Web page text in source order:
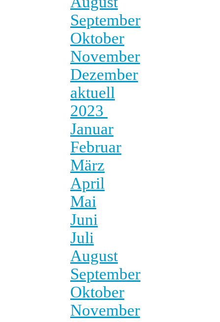
September
Oktober
November
Dezember
aktuell
2023
Januar
Februar
März
April
Mai
Juni
Juli
August
September
Oktober
November